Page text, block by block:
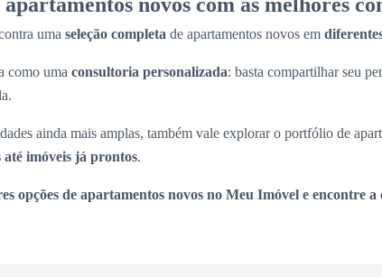
uma seleção completa de apartamentos novos em
como uma consultoria personalizada: basta compartilhar seu
ainda mais amplas, também vale explorar o portfólio de
até imóveis já prontos.
opções de apartamentos novos no Meu Imóvel e encontre